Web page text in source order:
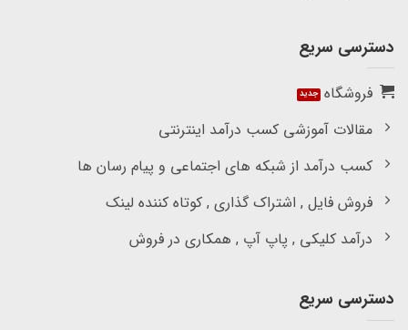
دسترسی سریع
فروشگاه
مقالات آموزشی کسب درآمد اینترنتی
کسب درآمد از شبکه های اجتماعی و پیام رسان ها
فروش فایل , اشتراک گذاری , کوتاه کننده لینک
درآمد کلیکی , پاپ آپ , همکاری در فروش
دسترسی سریع